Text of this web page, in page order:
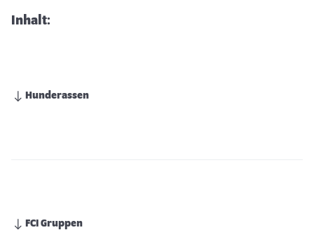
Inhalt:
Hunderassen
FCI Gruppen